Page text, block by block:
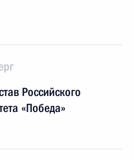
Российского
«Победа»